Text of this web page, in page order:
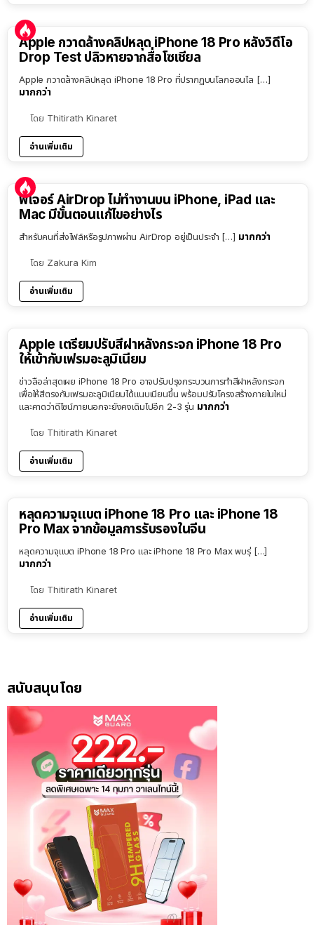
Apple กวาดล้างคลิปหลุด iPhone 18 Pro หลังวิดีโอ
Drop Test ปลิวหายจากสื่อโซเชียล
Apple กวาดล้างคลิปหลุด iPhone 18 Pro ที่ปรากฏบนโลกออนไล […]
มากกว่า
โดย Thitirath Kinaret
อ่านเพิ่มเติม
ฟีเจอร์ AirDrop ไม่ทำงานบน iPhone, iPad และ
Mac มีขั้นตอนแก้ไขอย่างไร
สำหรับคนที่ส่งไฟล์หรือรูปภาพผ่าน AirDrop อยู่เป็นประจำ […] มากกว่า
โดย Zakura Kim
อ่านเพิ่มเติม
Apple เตรียมปรับสีฝาหลังกระจก iPhone 18 Pro
ให้เข้ากับเฟรมอะลูมิเนียม
ข่าวลือล่าสุดเผย iPhone 18 Pro อาจปรับปรุงกระบวนการทำสีฝาหลังกระจก
เพื่อให้สีตรงกับเฟรมอะลูมิเนียมได้แนบเนียนขึ้น พร้อมปรับโครงสร้างภายในใหม่
และคาดว่าดีไซน์ภายนอกจะยังคงเดิมไปอีก 2-3 รุ่น มากกว่า
โดย Thitirath Kinaret
อ่านเพิ่มเติม
หลุดความจุแบต iPhone 18 Pro และ iPhone 18
Pro Max จากข้อมูลการรับรองในจีน
หลุดความจุแบต iPhone 18 Pro และ iPhone 18 Pro Max พบรุ่ […]
มากกว่า
โดย Thitirath Kinaret
อ่านเพิ่มเติม
สนับสนุนโดย